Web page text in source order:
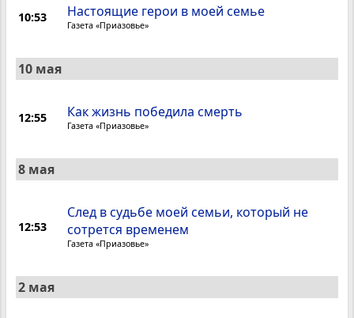
10:53 Настоящие герои в моей семье
Газета «Приазовье»
10 мая
12:55 Как жизнь победила смерть
Газета «Приазовье»
8 мая
12:53
След в судьбе моей семьи, который не
сотрется временем
Газета «Приазовье»
2 мая